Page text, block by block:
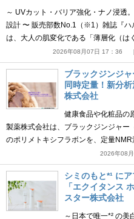
～ UVカット・バリア強化・ナノ浸透
設計 〜 販売部数No.1（※1）雑誌『ハ
は、大人の肌変化である「薄層化（
2026年08月07日 17：36
ブラックジンジ
同時定量！新分
株式会社
健康食品や化粧品の
製薬株式会社は、ブラックジンジャ
のポリメトキシフラボンを、定量
2026年08
シミのもと*¹ に
「エクイタンス
スター株式会社
～日本で唯一*² の